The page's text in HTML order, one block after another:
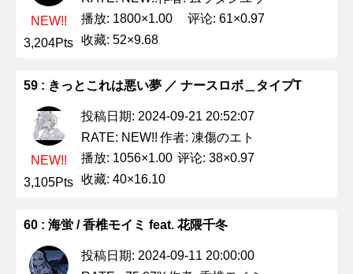
NEW!!
3,204Pts
播放: 1800×1.00
评论: 61×0.97
收藏: 52×9.68
59 : きっとこれは悪い夢 ／ ナースロボ＿タイプT
NEW!!
3,105Pts
投稿日期: 2024-09-21 20:52:07
RATE: NEW!! 作者: 凍傷のエト
播放: 1056×1.00 评论: 38×0.97
收藏: 40×16.10
60 : 海蛍 / 香椎モイミ feat. 花隈千冬
投稿日期: 2024-09-11 20:00:00